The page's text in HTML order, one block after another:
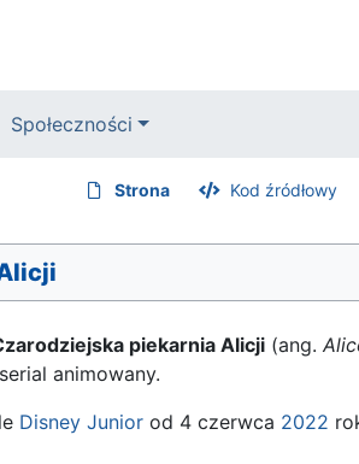
Społeczności
Strona Kod źródłowy
piekarnia Alicji (ang.
animowany.
Disney Junior od 4 czerwca 2022